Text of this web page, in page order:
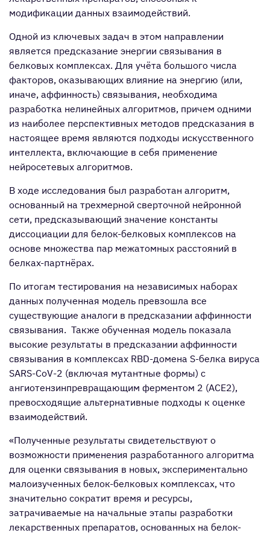
модификации данных взаимодействий.
Одной из ключевых задач в этом направлении
является предсказание энергии связывания в
белковых комплексах. Для учёта большого числа
факторов, оказывающих влияние на энергию (или,
иначе, аффинность) связывания, необходима
разработка нелинейных алгоритмов, причем одними
из наиболее перспективных методов предсказания в
настоящее время являются подходы искусственного
интеллекта, включающие в себя применение
нейросетевых алгоритмов.
В ходе исследования был разработан алгоритм,
основанный на трехмерной сверточной нейронной
сети, предсказывающий значение константы
диссоциации для белок-белковых комплексов на
основе множества пар межатомных расстояний в
белках-партнёрах.
По итогам тестирования на независимых наборах
данных полученная модель превзошла все
существующие аналоги в предсказании аффинности
связывания. Также обученная модель показала
высокие результаты в предсказании аффинности
связывания в комплексах RBD-домена S-белка вируса
SARS-CoV-2 (включая мутантные формы) с
ангиотензинпревращающим ферментом 2 (ACE2),
превосходящие альтернативные подходы к оценке
взаимодействий.
«Полученные результаты свидетельствуют о
возможности применения разработанного алгоритма
для оценки связывания в новых, экспериментально
малоизученных белок-белковых комплексах, что
значительно сократит время и ресурсы,
затрачиваемые на начальные этапы разработки
лекарственных препаратов, основанных на белок-